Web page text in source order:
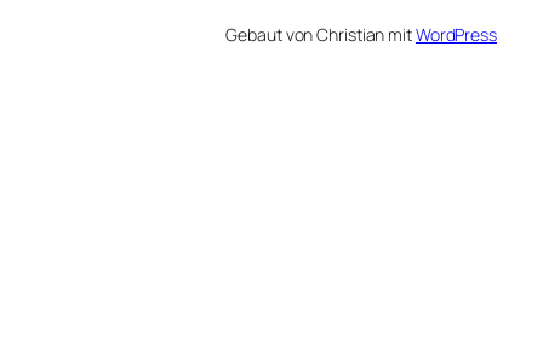
Gebaut von Christian mitWordPress